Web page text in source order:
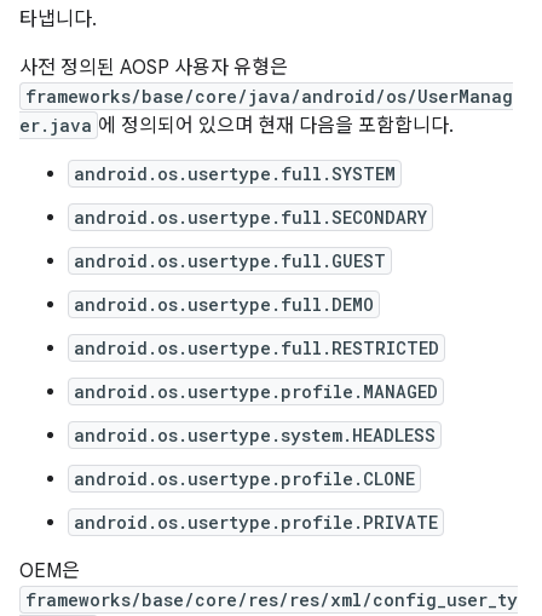
타냅니다.
사전 정의된 AOSP 사용자 유형은
frameworks/base/core/java/android/os/UserManag
er.java 에 정의되어 있으며 현재 다음을 포함합니다.
android.os.usertype.full.SYSTEM
android.os.usertype.full.SECONDARY
android.os.usertype.full.GUEST
android.os.usertype.full.DEMO
android.os.usertype.full.RESTRICTED
android.os.usertype.profile.MANAGED
android.os.usertype.system.HEADLESS
android.os.usertype.profile.CLONE
android.os.usertype.profile.PRIVATE
OEM은
frameworks/base/core/res/res/xml/config_user_ty